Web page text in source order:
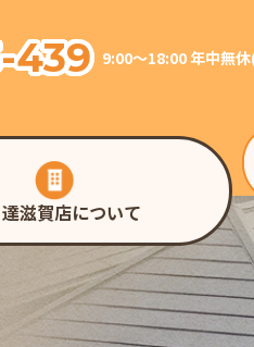
439 9:00～18:00 年中無
滋賀店について